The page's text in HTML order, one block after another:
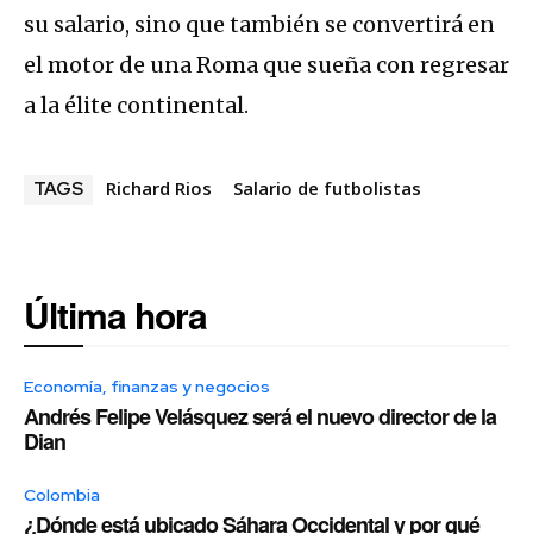
su salario, sino que también se convertirá en
el motor de una Roma que sueña con regresar
a la élite continental.
TAGS Richard Rios Salario de futbolistas
Última hora
Economía, finanzas y negocios
Andrés Felipe Velásquez será el nuevo director de la
Dian
Colombia
¿Dónde está ubicado Sáhara Occidental y por qué